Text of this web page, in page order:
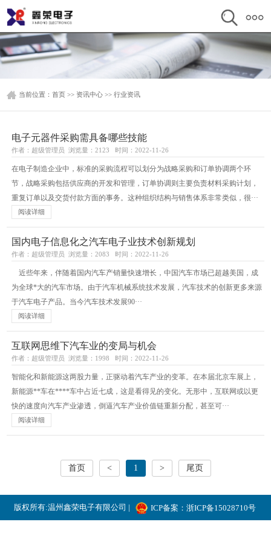
当前位置： 首页 >> 资讯中心>> 行业资讯
电子元器件采购需具备哪些技能
作者：超级管理员 浏览量：2123 时间：2022-11-26
在电子制造企业中，标准的采购流程可以划分为战略采购和订单协调两个环
节，战略采购包括供应商的开发和管理，订单协调则主要负责材料采购计划，
重复订单以及交货付款方面的事务。这种组织结构与销售体系非常类似，很···
阅读详细
国内电子信息化之汽车电子业技术创新规划
作者：超级管理员 浏览量：2083 时间：2022-11-26
近些年来，伴随着国内汽车产销量快速增长，中国汽车市场已超越美国，成
为全球*大的汽车市场。由于汽车机械系统技术发展，汽车技术的创新更多来源
于汽车电子产品。当今汽车技术发展90···
阅读详细
互联网思维下汽车业的变局与机会
作者：超级管理员 浏览量：1998 时间：2022-11-26
智能化和新能源这两股力量，正驱动着汽车产业的变革。在本届北京车展上，
新能源**车在****车中占近七成，这是看得见的变化。无形中，互联网或以更
快的速度向汽车产业渗透，倒逼汽车产业价值链重新分配，甚至可···
阅读详细
首页 < 1 > 尾页
版权所有:温州鑫荣电子有限公司 | ICP备案：浙ICP备15028710号